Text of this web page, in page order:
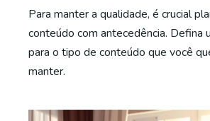
Para manter a qualidade, é crucial
conteúdo com antecedência. Defina
para o tipo de conteúdo que você
manter.